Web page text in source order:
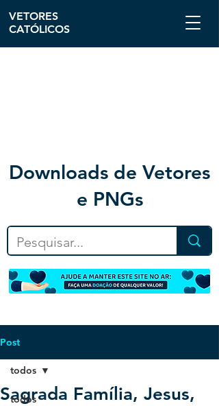
Downloads de Vetores
e PNGs
VETORES
CATÓLICOS
Post
todos
todos
Sagrada Família, Jesus,